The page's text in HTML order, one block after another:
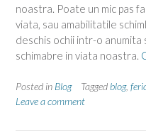
noastra. Poate un mic pas
viata, sau amabilitatile
deschis ochii intr-o anumita
schimabre in viata noastra.
Posted in Blog Tagged blog,
Leave a comment